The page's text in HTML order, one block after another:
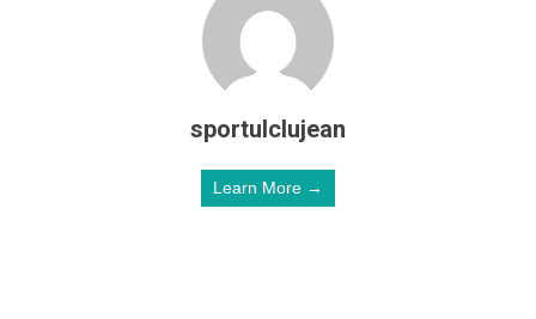
sportulclujean
Learn More →